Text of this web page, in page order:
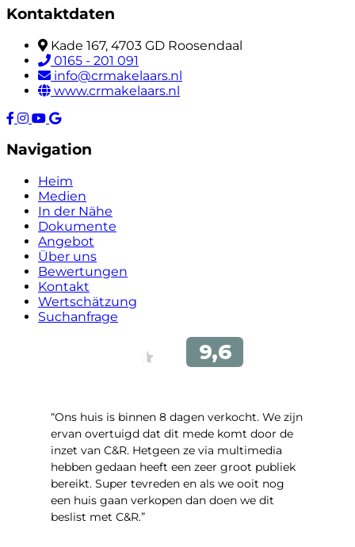
Kontaktdaten
Kade 167, 4703 GD Roosendaal
0165 - 201 091
info@crmakelaars.nl
www.crmakelaars.nl
Navigation
Heim
Medien
In der Nähe
Dokumente
Angebot
Über uns
Bewertungen
Kontakt
Wertschätzung
Suchanfrage
“Ons huis is binnen 8 dagen verkocht. We zijn
ervan overtuigd dat dit mede komt door de
inzet van C&R. Hetgeen ze via multimedia
hebben gedaan heeft een zeer groot publiek
bereikt. Super tevreden en als we ooit nog
een huis gaan verkopen dan doen we dit
beslist met C&R.”